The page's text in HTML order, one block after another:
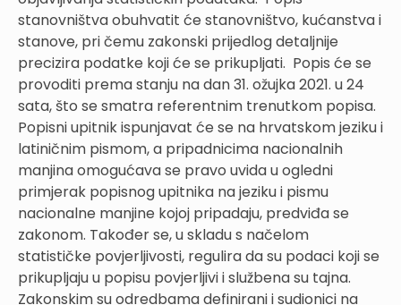
stanovništva obuhvatit će stanovništvo, kućanstva i
stanove, pri čemu zakonski prijedlog detaljnije
precizira podatke koji će se prikupljati. Popis će se
provoditi prema stanju na dan 31. ožujka 2021. u 24
sata, što se smatra referentnim trenutkom popisa.
Popisni upitnik ispunjavat će se na hrvatskom jeziku i
latiničnim pismom, a pripadnicima nacionalnih
manjina omogućava se pravo uvida u ogledni
primjerak popisnog upitnika na jeziku i pismu
nacionalne manjine kojoj pripadaju, predviđa se
zakonom. Također se, u skladu s načelom
statističke povjerljivosti, regulira da su podaci koji se
prikupljaju u popisu povjerljivi i službena su tajna.
Zakonskim su odredbama definirani i sudionici na